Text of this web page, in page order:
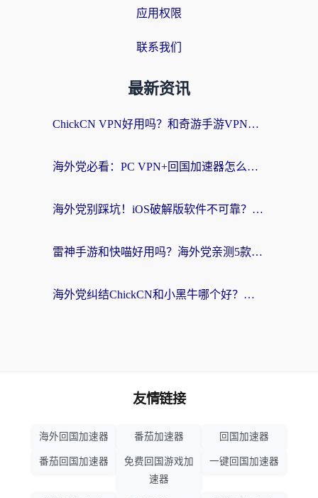
应用权限
联系我们
最新资讯
ChickCN VPN好用吗？和奇游手游VPN对比哪个回国效果更好？海外党亲测实用指南
海外党必看：PC VPN+回国加速器怎么选？无缝访问国内资源全攻略
海外党别踩坑！iOS破解版软件不可靠？教你选对回国加速器无缝看国内资源
雷神手游和快喵好用吗？海外党亲测5款回国加速器，附斧牛Bling对比+微信视频号解决办法
海外党纠结ChickCN和小黑牛哪个好？一篇帮你选对回国加速器的实用指南
友情链接
海外回国加速器 番茄加速器 回国加速器
番茄回国加速器
免费回国游戏加
速器
一键回国加速器